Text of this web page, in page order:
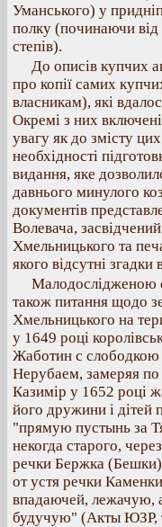
Уманського) у
полку (починаючи від
степів).
До описів купчих
про копії самих
власникам), які
Окремі з них
увагу як до змісту
необхідності
видання, яке
давнього минулого
документів
Волевача,
Хмельницького та
якого відсутні згадки
Малодослідженою
також питання щодо
Хмельницького на
у 1649 році
Жаботин с
Нерубаем, замеряя
Казимір у 1652 році
його дружини і дітей
"прямую пустынь за
некогда старого,
речки Бержка
от устя речки
впадаючей, лежачую,
будучую" (Акты ЮЗР,